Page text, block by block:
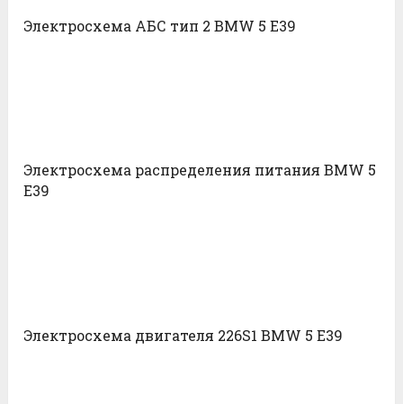
Электросхема АБС тип 2 BMW 5 E39
Электросхема распределения питания BMW 5
E39
Электросхема двигателя 226S1 BMW 5 E39